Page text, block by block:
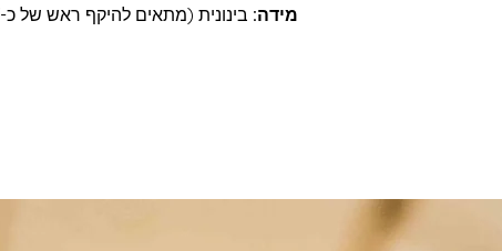
מידה: בינונית (מתאים להיקף ראש של כ-56-57 ס"מ)